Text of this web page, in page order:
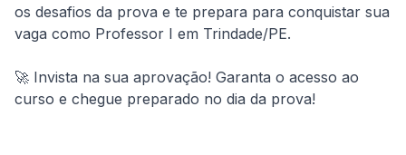
os desafios da prova e te prepara para conquistar sua
vaga como Professor I em Trindade/PE.
🚀 Invista na sua aprovação! Garanta o acesso ao
curso e chegue preparado no dia da prova!